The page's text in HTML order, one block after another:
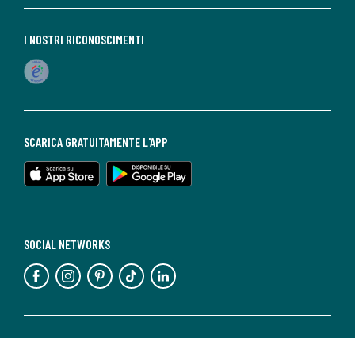
SOCIAL NETWORKS
SCARICA GRATUITAMENTE L'APP
I NOSTRI RICONOSCIMENTI